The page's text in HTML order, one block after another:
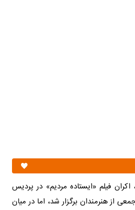
فیلم «ایستاده مردیم» در پردیس
از هنرمندان برگزار شد، اما در میان